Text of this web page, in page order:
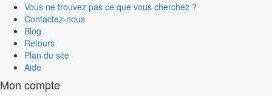
Vous ne trouvez pas ce que vous cherchez ?
Contactez-nous
Blog
Retours
Plan du site
Aide
Mon compte